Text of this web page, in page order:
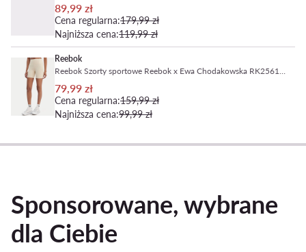
89,99 zł
Cena regularna:179,99 zł
Najniższa cena:119,99 zł
Reebok
79,99 zł
Cena regularna:159,99 zł
Najniższa cena:99,99 zł
Sponsorowane, wybrane
dla Ciebie